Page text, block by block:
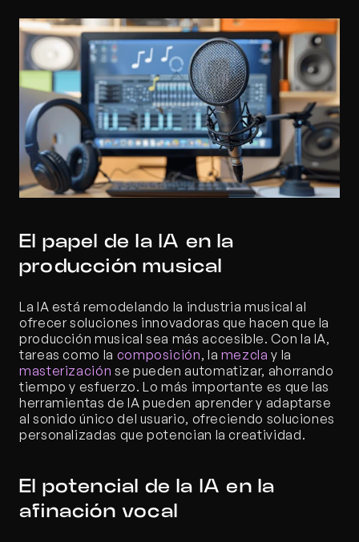
El papel de la IA en la
producción musical
La IA está remodelando la industria musical al
ofrecer soluciones innovadoras que hacen que la
producción musical sea más accesible. Con la IA,
tareas como la composición, la mezcla
masterización se pueden automatizar, ahorrando
tiempo y esfuerzo. Lo más importante es que las
herramientas de IA pueden aprender y adaptarse
al sonido único del usuario, ofreciendo soluciones
personalizadas que potencian la creatividad.
El potencial de la IA en la
afinación vocal